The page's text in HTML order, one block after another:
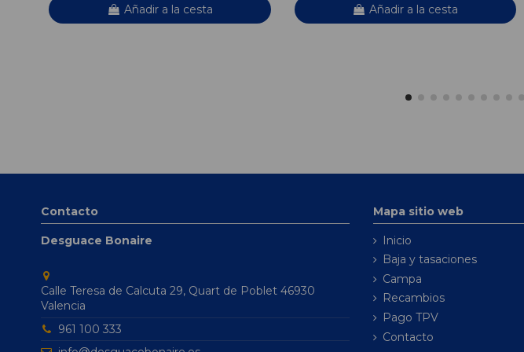
Añadir a la cesta Añadir a la cesta
Contacto
Desguace Bonaire
Calle Teresa de Calcuta 29, Quart de Poblet 46930
Valencia
961 100 333
Mapa sitio web
Inicio
Baja y tasaciones
Campa
Recambios
Pago TPV
Contacto